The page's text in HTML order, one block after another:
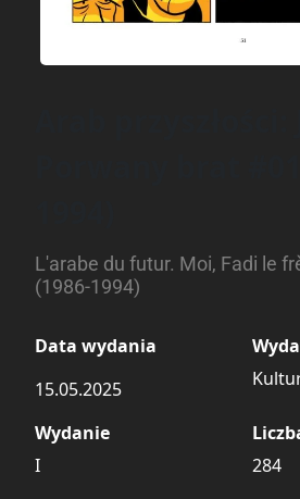
L'arabe du futur. Moi, Fadi le
(1986-1994)
Data wydania
15.05.2025
Wydanie
I
284